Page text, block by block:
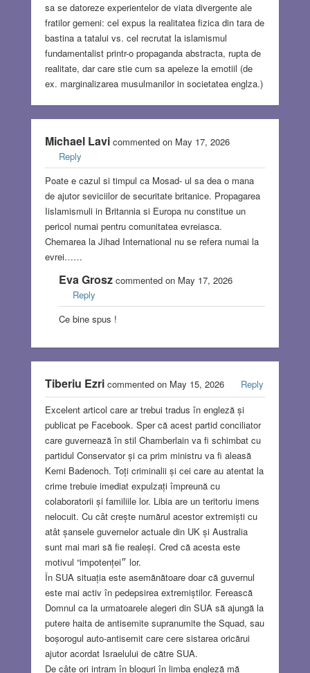
sa se datoreze experientelor de viata divergente ale
fratilor gemeni: cel expus la realitatea fizica din tara de
bastina a tatalui vs. cel recrutat la islamismul
fundamentalist printr-o propaganda abstracta, rupta de
realitate, dar care stie cum sa apeleze la emotiil (de
ex. marginalizarea musulmanilor in societatea englza.)
Michael Lavicommented on May 17, 2026
Reply
Poate e cazul si timpul ca Mosad- ul sa dea o mana
de ajutor seviciilor de securitate britanice. Propagarea
Iislamismuli in Britannia si Europa nu constitue un
pericol numai pentru comunitatea evreiasca.
Chemarea la Jihad International nu se refera numai la
evrei……
Eva Groszcommented on May 17, 2026
Reply
Ce bine spus !
Tiberiu Ezricommented on May 15, 2026
Reply
Excelent articol care ar trebui tradus în engleză și
publicat pe Facebook. Sper că acest partid conciliator
care guvernează în stil Chamberlain va fi schimbat cu
partidul Conservator și ca prim ministru va fi aleasă
Kemi Badenoch. Toți criminalii și cei care au atentat la
crime trebuie imediat expulzați împreună cu
colaboratorii și familiile lor. Libia are un teritoriu imens
nelocuit. Cu cât crește numărul acestor extremiști cu
atât șansele guvernelor actuale din UK și Australia
sunt mai mari să fie realeși. Cred că acesta este
motivul “impotenței״ lor.
În SUA situația este asemănătoare doar că guvernul
este mai activ în pedepsirea extremiștilor. Ferească
Domnul ca la urmatoarele alegeri din SUA să ajungă la
putere haita de antisemite supranumite the Squad, sau
boșorogul auto-antisemit care cere sistarea oricărui
ajutor acordat Israelului de către SUA.
De câte ori intram în bloguri în limba engleză mă